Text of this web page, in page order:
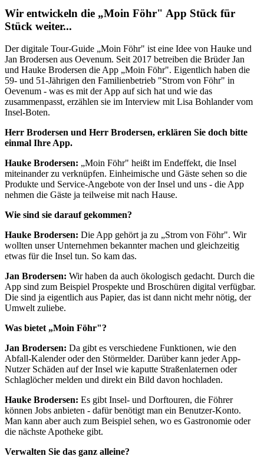
Wir entwickeln die „Moin Föhr" App Stück für
Stück weiter...
Der digitale Tour-Guide „Moin Föhr" ist eine Idee von Hauke und
Jan Brodersen aus Oevenum. Seit 2017 betreiben die Brüder Jan
und Hauke Brodersen die App „Moin Föhr". Eigentlich haben die
59- und 51-Jährigen den Familienbetrieb "Strom von Föhr" in
Oevenum - was es mit der App auf sich hat und wie das
zusammenpasst, erzählen sie im Interview mit Lisa Bohlander vom
Insel-Boten.
Herr Brodersen und Herr Brodersen, erklären Sie doch bitte
einmal Ihre App.
Hauke Brodersen: „Moin Föhr" heißt im Endeffekt, die Insel
miteinander zu verknüpfen. Einheimische und Gäste sehen so die
Produkte und Service-Angebote von der Insel und uns - die App
nehmen die Gäste ja teilweise mit nach Hause.
Wie sind sie darauf gekommen?
Hauke Brodersen: Die App gehört ja zu „Strom von Föhr". Wir
wollten unser Unternehmen bekannter machen und gleichzeitig
etwas für die Insel tun. So kam das.
Jan Brodersen: Wir haben da auch ökologisch gedacht. Durch die
App sind zum Beispiel Prospekte und Broschüren digital verfügbar.
Die sind ja eigentlich aus Papier, das ist dann nicht mehr nötig, der
Umwelt zuliebe.
Was bietet „Moin Föhr"?
Jan Brodersen: Da gibt es verschiedene Funktionen, wie den
Abfall-Kalender oder den Störmelder. Darüber kann jeder App-
Nutzer Schäden auf der Insel wie kaputte Straßenlaternen oder
Schlaglöcher melden und direkt ein Bild davon hochladen.
Hauke Brodersen: Es gibt Insel- und Dorftouren, die Föhrer
können Jobs anbieten - dafür benötigt man ein Benutzer-Konto.
Man kann aber auch zum Beispiel sehen, wo es Gastronomie oder
die nächste Apotheke gibt.
Verwalten Sie das ganz alleine?